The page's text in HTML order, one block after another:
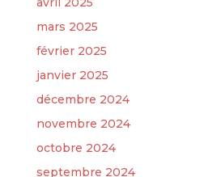
mars 2025
février 2025
janvier 2025
décembre 2024
novembre 2024
octobre 2024
septembre 2024